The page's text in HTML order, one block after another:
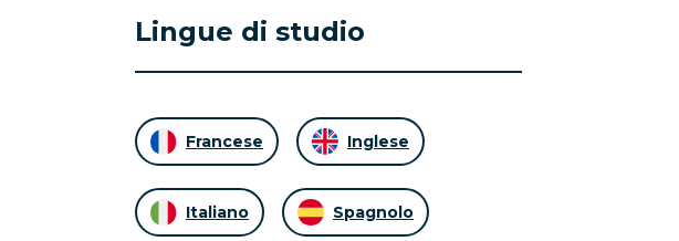
Lingue di studio
Francese Inglese
Italiano Spagnolo